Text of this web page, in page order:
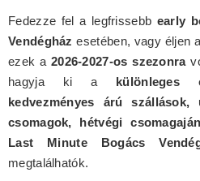
Fedezze fel a legfrissebb early
Vendégház esetében, vagy éljen a
ezek a 2026-2027-os szezonra
hagyja ki a különleges
kedvezményes árú
csomagok, hétvégi
Last Minute Bogács
megtalálhatók.